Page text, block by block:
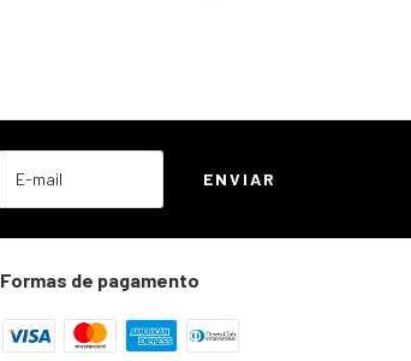
Formas de pagamento